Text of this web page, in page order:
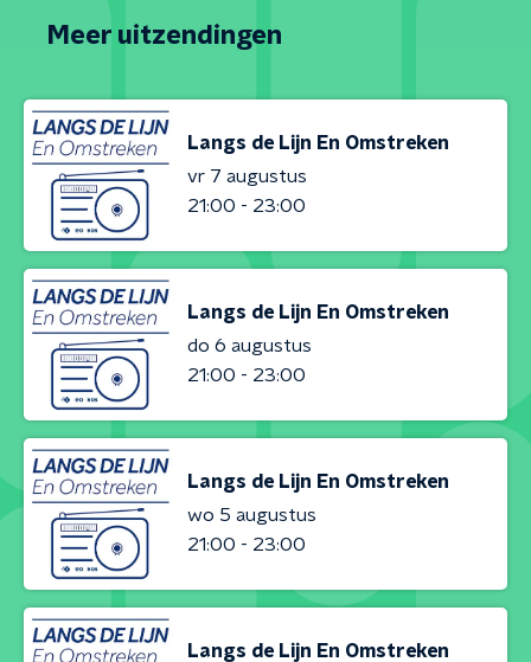
Meer uitzendingen
Langs de Lijn En Omstreken
vr 7 augustus
21:00 - 23:00
Langs de Lijn En Omstreken
do 6 augustus
21:00 - 23:00
Langs de Lijn En Omstreken
wo 5 augustus
21:00 - 23:00
Langs de Lijn En Omstreken